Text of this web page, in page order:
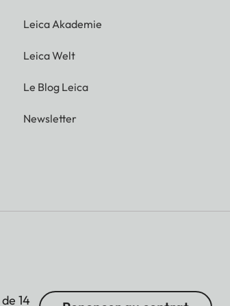
Leica Akademie
Leica Welt
Le Blog Leica
Newsletter
14